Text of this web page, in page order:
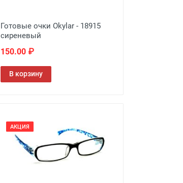
Готовые очки Okylar - 18915
сиреневый
150.00 ₽
В корзину
АКЦИЯ